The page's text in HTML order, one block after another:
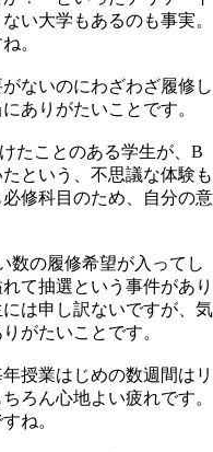
い大学もあるのも事実。
。
ないのにわざわざ履修し
ありがたいことです。
たことのある学生が、B
という、不思議な体験も
修科目のため、自分の意
数の履修希望が入ってし
て抽選という事件があり
は申し訳ないですが、気
がたいことです。
授業はじめの数週間はリ
ろん心地よい疲れです。
ね。